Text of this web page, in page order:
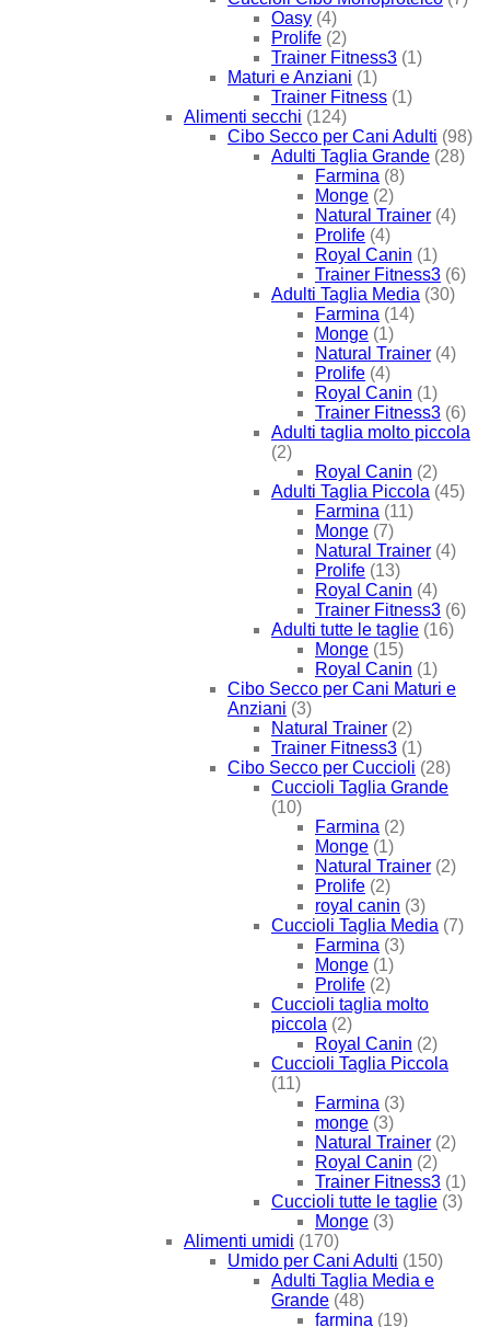
Oasy (4)
Prolife (2)
Trainer Fitness3 (1)
Maturi e Anziani (1)
Trainer Fitness (1)
Alimenti secchi (124)
Cibo Secco per Cani Adulti (98)
Adulti Taglia Grande (28)
Farmina (8)
Monge (2)
Natural Trainer (4)
Prolife (4)
Royal Canin (1)
Trainer Fitness3 (6)
Adulti Taglia Media (30)
Farmina (14)
Monge (1)
Natural Trainer (4)
Prolife (4)
Royal Canin (1)
Trainer Fitness3 (6)
Adulti taglia molto piccola
(2)
Royal Canin (2)
Adulti Taglia Piccola (45)
Farmina (11)
Monge (7)
Natural Trainer (4)
Prolife (13)
Royal Canin (4)
Trainer Fitness3 (6)
Adulti tutte le taglie (16)
Monge (15)
Royal Canin (1)
Cibo Secco per Cani Maturi e
Anziani (3)
Natural Trainer (2)
Trainer Fitness3 (1)
Cibo Secco per Cuccioli (28)
Cuccioli Taglia Grande
(10)
Farmina (2)
Monge (1)
Natural Trainer (2)
Prolife (2)
royal canin (3)
Cuccioli Taglia Media (7)
Farmina (3)
Monge (1)
Prolife (2)
Cuccioli taglia molto
piccola (2)
Royal Canin (2)
Cuccioli Taglia Piccola
(11)
Farmina (3)
monge (3)
Natural Trainer (2)
Royal Canin (2)
Trainer Fitness3 (1)
Cuccioli tutte le taglie (3)
Monge (3)
Alimenti umidi (170)
Umido per Cani Adulti (150)
Adulti Taglia Media e
Grande (48)
farmina (19)